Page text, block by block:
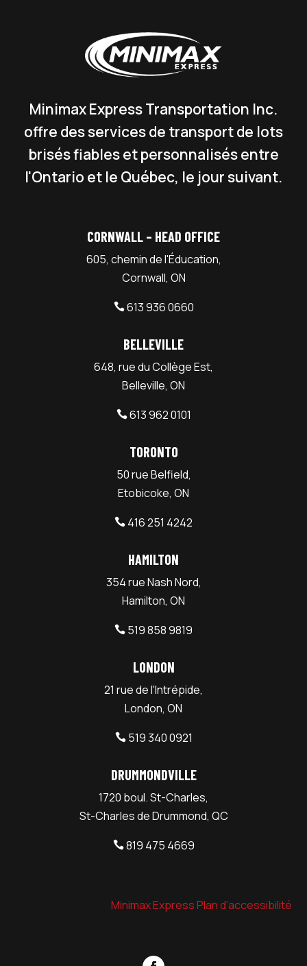
Minimax Express Transportation Inc.
offre des services de transport de lots
brisés fiables et personnalisés entre
l'Ontario et le Québec, le jour suivant.
CORNWALL – HEAD OFFICE
605, chemin de l'Éducation,
Cornwall, ON
 613 936 0660
BELLEVILLE
648, rue du Collège Est,
Belleville, ON
 613 962 0101
TORONTO
50 rue Belfield,
Etobicoke, ON
 416 251 4242
HAMILTON
354 rue Nash Nord,
Hamilton, ON
 519 858 9819
LONDON
21 rue de l'Intrépide,
London, ON
 519 340 0921
DRUMMONDVILLE
1720 boul. St-Charles,
St-Charles de Drummond, QC
 819 475 4669
Minimax Express Plan d’accessibilité